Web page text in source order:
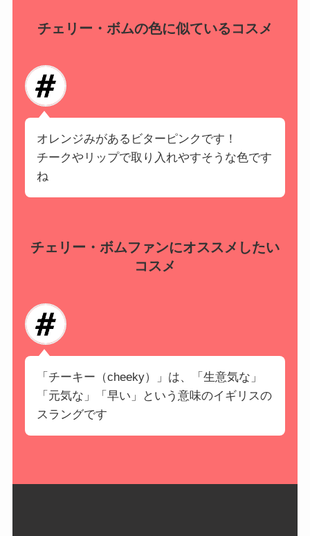
チェリー・ボムの色に似ているコスメ
オレンジみがあるビターピンクです！
チークやリップで取り入れやすそうな色です
ね
チェリー・ボムファンにオススメしたい
コスメ
「チーキー（cheeky）」は、「生意気な」
「元気な」「早い」という意味のイギリスの
スラングです